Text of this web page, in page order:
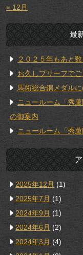
« 12月
最
２０２５年もあと
お久しブリーフでご
馬術総合銅メダル
ニュールーム「秀
の御案内
ニュールーム「秀
2025年12月 (1)
2025年7月 (1)
2024年9月 (1)
2024年6月 (2)
2024年3月 (4)